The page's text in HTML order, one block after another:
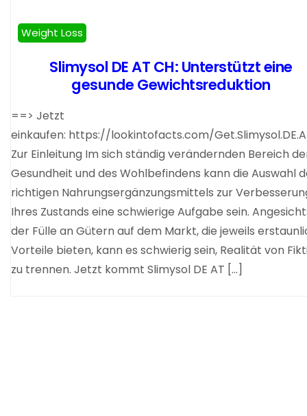
Weight Loss
Slimysol DE AT CH: Unterstützt eine
gesunde Gewichtsreduktion
==> Jetzt
einkaufen: https://lookintofacts.com/
Zur Einleitung Im sich ständig verändernden Bereich
Gesundheit und des Wohlbefindens kann die Auswahl
richtigen Nahrungsergänzungsmittels zur
Ihres Zustands eine schwierige Aufgabe sein.
der Fülle an Gütern auf dem Markt, die jeweils
Vorteile bieten, kann es schwierig sein, Realität von
zu trennen. Jetzt kommt Slimysol DE AT […]